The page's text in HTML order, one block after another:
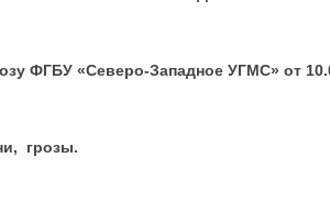
«Северо-Западное УГМС» от
грозы.